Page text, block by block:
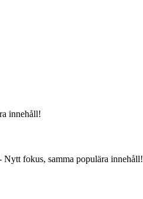
innehåll!
fokus, samma populära innehåll!